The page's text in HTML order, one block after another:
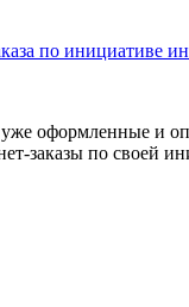
по инициативе
оформленные и
заказы по своей